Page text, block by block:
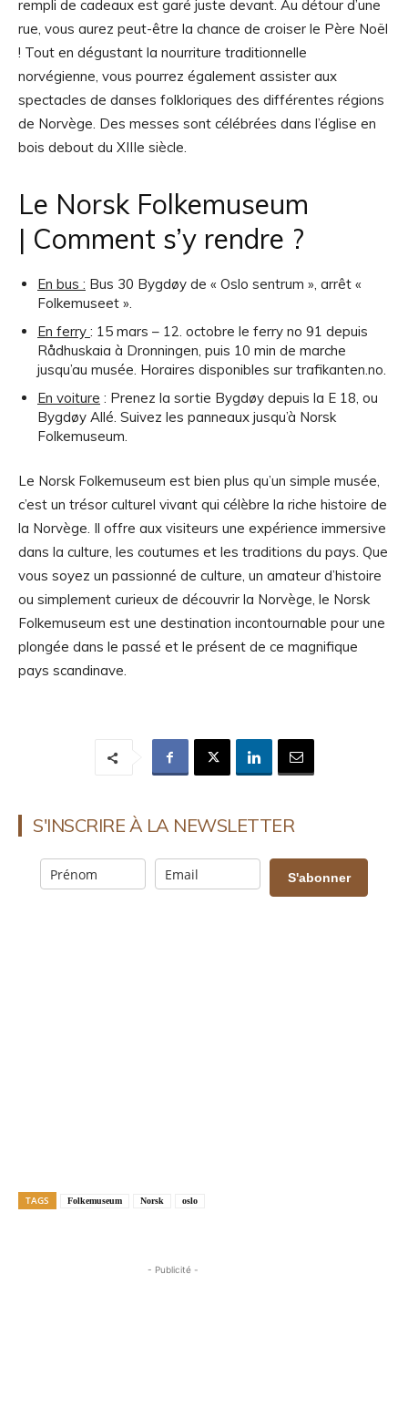
rempli de cadeaux est garé juste devant. Au détour d’une
rue, vous aurez peut-être la chance de croiser le Père Noël
! Tout en dégustant la nourriture traditionnelle
norvégienne, vous pourrez également assister aux
spectacles de danses folkloriques des différentes régions
de Norvège. Des messes sont célébrées dans l’église en
bois debout du XIIIe siècle.
Le Norsk Folkemuseum
| Comment s’y rendre ?
En bus : Bus 30 Bygdøy de « Oslo sentrum », arrêt «
Folkemuseet ».
En ferry : 15 mars – 12. octobre le ferry no 91 depuis
Rådhuskaia à Dronningen, puis 10 min de marche
jusqu’au musée. Horaires disponibles sur trafikanten.no.
En voiture : Prenez la sortie Bygdøy depuis la E 18, ou
Bygdøy Allé. Suivez les panneaux jusqu’à Norsk
Folkemuseum.
Le Norsk Folkemuseum est bien plus qu’un simple musée,
c’est un trésor culturel vivant qui célèbre la riche histoire de
la Norvège. Il offre aux visiteurs une expérience immersive
dans la culture, les coutumes et les traditions du pays. Que
vous soyez un passionné de culture, un amateur d’histoire
ou simplement curieux de découvrir la Norvège, le Norsk
Folkemuseum est une destination incontournable pour une
plongée dans le passé et le présent de ce magnifique
pays scandinave.
S'INSCRIRE À LA NEWSLETTER
S'abonner
TAGS Folkemuseum Norsk oslo
- Publicité -